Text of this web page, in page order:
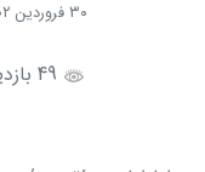
۳۰ فروردین ۱۴۰۲